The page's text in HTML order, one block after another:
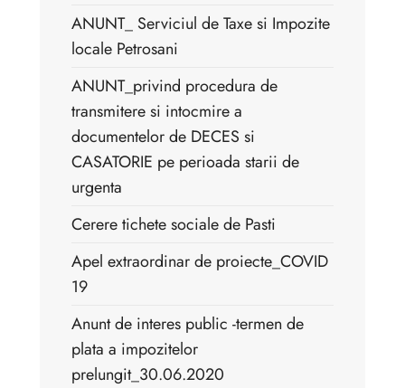
ANUNT_ Serviciul de Taxe si Impozite
locale Petrosani
ANUNT_privind procedura de
transmitere si intocmire a
documentelor de DECES si
CASATORIE pe perioada starii de
urgenta
Cerere tichete sociale de Pasti
Apel extraordinar de proiecte_COVID
19
Anunt de interes public -termen de
plata a impozitelor
prelungit_30.06.2020